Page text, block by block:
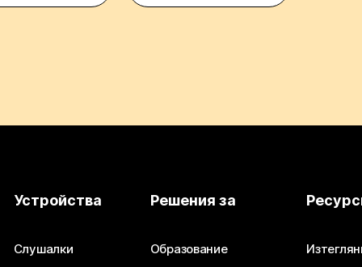
Устройства
Слушалки
Решения за
Образование